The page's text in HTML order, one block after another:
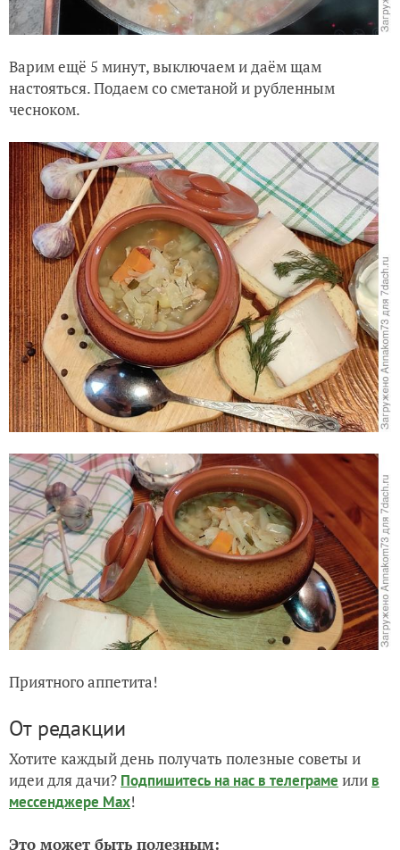
Варим ещё 5 минут, выключаем и даём щам
настояться. Подаем со сметаной и рубленным
чесноком.
Приятного аппетита!
От редакции
Хотите каждый день получать полезные советы и
идеи для дачи? Подпишитесь на нас в телеграме или в
мессенджере Max!
Это может быть полезным: